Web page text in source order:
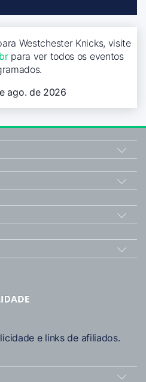
Westchester Knicks, visite
para ver todos os eventos
ago. de 2026
e links de afiliados.